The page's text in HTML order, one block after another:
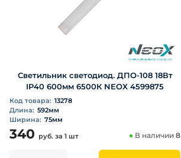
Светильник светодиод. ДПО-108 18Вт
IP40 600мм 6500К NEOX 4599875
Код товара: 13278
Длина: 592мм
Ширина: 75мм
340 руб. за 1 шт В наличии8